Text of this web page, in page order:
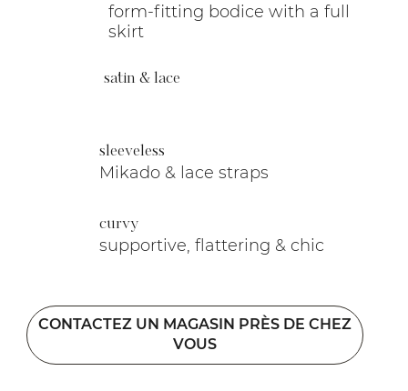
form-fitting bodice with a full
skirt
satin & lace
sleeveless
Mikado & lace straps
curvy
supportive, flattering & chic
CONTACTEZ UN MAGASIN PRÈS DE CHEZ
VOUS